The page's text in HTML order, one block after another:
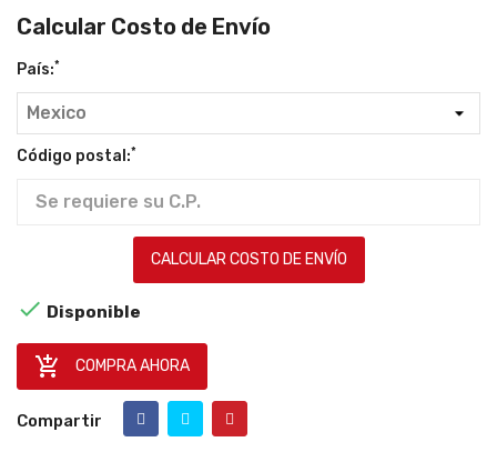
Calcular Costo de Envío
País:*
Código postal:*
CALCULAR COSTO DE ENVÍO
 Disponible
 COMPRA AHORA
Compartir